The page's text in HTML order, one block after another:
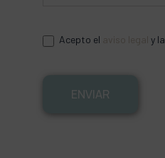
Acepto el y la
ENVIAR